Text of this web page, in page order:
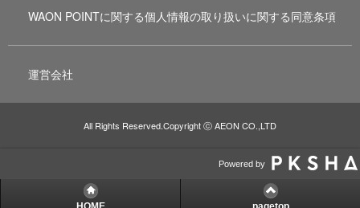
WAON POINTに関する個人情報の取り扱いに関する同意条項
運営会社
All Rights Reserved.Copyright ⓒ AEON CO.,LTD
Powered by